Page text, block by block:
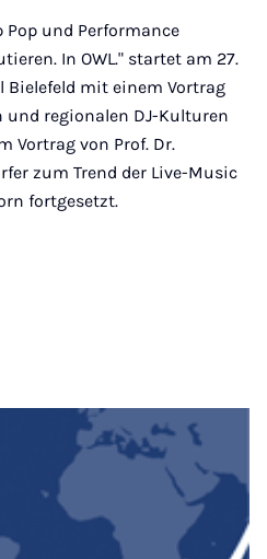
Pop und Performance
In OWL." startet am 27.
mit einem Vortrag
und regionalen DJ-Kulturen
Vortrag von Prof. Dr.
zum Trend der Live-Music
fortgesetzt.